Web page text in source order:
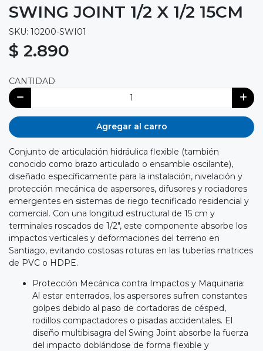
SWING JOINT 1/2 X 1/2 15CM
SKU: 10200-SWI01
$ 2.890
CANTIDAD
Agregar al carro
Conjunto de articulación hidráulica flexible (también
conocido como brazo articulado o ensamble oscilante),
diseñado específicamente para la instalación, nivelación y
protección mecánica de aspersores, difusores y rociadores
emergentes en sistemas de riego tecnificado residencial y
comercial. Con una longitud estructural de 15 cm y
terminales roscados de 1/2", este componente absorbe los
impactos verticales y deformaciones del terreno en
Santiago, evitando costosas roturas en las tuberías matrices
de PVC o HDPE.
Protección Mecánica contra Impactos y Maquinaria:
Al estar enterrados, los aspersores sufren constantes
golpes debido al paso de cortadoras de césped,
rodillos compactadores o pisadas accidentales. El
diseño multibisagra del Swing Joint absorbe la fuerza
del impacto doblándose de forma flexible y